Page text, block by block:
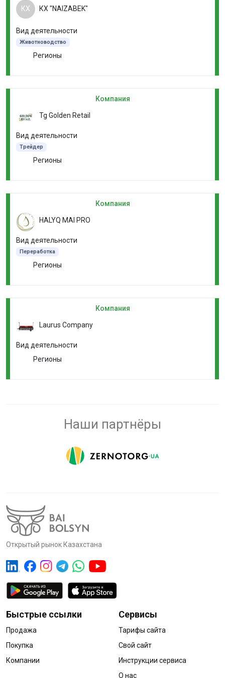
КХ КХ "NAIZABEK"
Вид деятельности
Животноводство
Регионы
Компания
Tg Golden Retail
Вид деятельности
Трейдер
Регионы
Компания
HALYQ MAI PRO
Вид деятельности
Переработка
Регионы
Компания
Laurus Company
Вид деятельности
Регионы
Наши партнёры
Открытый рынок Казахстана
Быстрые ссылки
Продажа
Покупка
Компании
Сервисы
Тарифы сайта
Свой сайт
Инструкции сервиса
О нас